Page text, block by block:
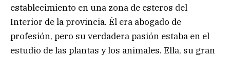
establecimiento en una zona de esteros del
Interior de la provincia. Él era abogado de
profesión, pero su verdadera pasión estaba en el
estudio de las plantas y los animales. Ella, su gran